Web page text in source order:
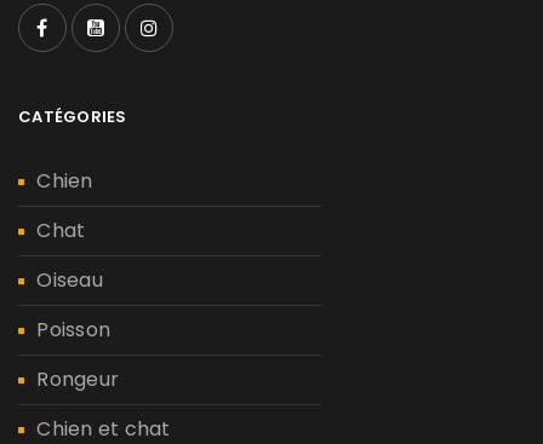
CATÉGORIES
Chien
Chat
Oiseau
Poisson
Rongeur
Chien et chat